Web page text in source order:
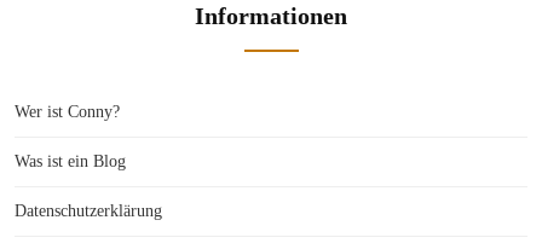
Informationen
Wer ist Conny?
Was ist ein Blog
Datenschutzerklärung